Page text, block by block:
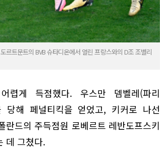
르트문트의 BVB 슈타디온에서 열린 프랑스와의 D조 조별리
렵게 득점했다. 우스만 뎀벨레(파리
당해 페널티킥을 얻었고, 키커로 나선
드의 주득점원 로베르트 레반도프스키
데 그쳤다.